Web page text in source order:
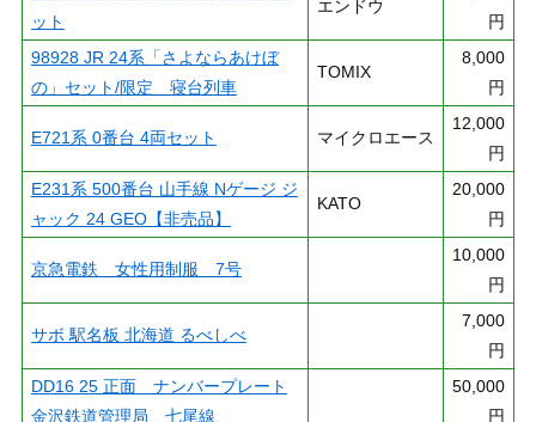
ット
エンドウ
円
98928 JR 24系「さよならあけぼ
の」セット/限定 寝台列車
TOMIX
8,000
円
E721系 0番台 4両セット マイクロエース
12,000
円
E231系 500番台 山手線 Nゲージ ジ
ャック 24 GEO【非売品】
KATO
20,000
円
京急電鉄 女性用制服 7号
10,000
円
サボ 駅名板 北海道 るべしべ
7,000
円
DD16 25 正面 ナンバープレート
金沢鉄道管理局 七尾線
50,000
円